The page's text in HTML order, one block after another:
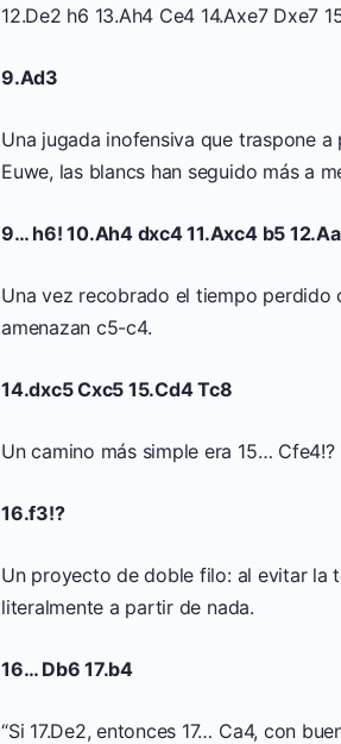
12.De2 h6 13.Ah4 Ce4 14.Axe7 Dxe7
9.Ad3
Una jugada inofensiva que traspone
Euwe, las blancs han seguido más a
9… h6! 10.Ah4 dxc4 11.Axc4 b5
Una vez recobrado el tiempo perdido
amenazan c5-c4.
14.dxc5 Cxc5 15.Cd4 Tc8
Un camino más simple era 15…
16.f3!?
Un proyecto de doble filo: al evitar la
literalmente a partir de nada.
16… Db6 17.b4
“Si 17.De2, entonces 17… Ca4, con